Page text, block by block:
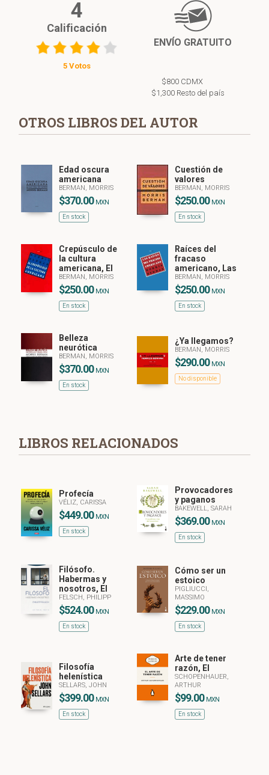
4
Calificación
5 Votos
ENVÍO GRATUITO
$800 CDMX
$1,300 Resto del país
OTROS LIBROS DEL AUTOR
Edad oscura
americana
BERMAN, MORRIS
$370.00 MXN
En stock
Cuestión de
valores
BERMAN, MORRIS
$250.00 MXN
En stock
Crepúsculo de
la cultura
americana, El
BERMAN, MORRIS
$250.00 MXN
En stock
Raíces del
fracaso
americano, Las
BERMAN, MORRIS
$250.00 MXN
En stock
Belleza
neurótica
BERMAN, MORRIS
$370.00 MXN
En stock
¿Ya llegamos?
BERMAN, MORRIS
$290.00 MXN
No disponible
LIBROS RELACIONADOS
Profecía
VÉLIZ, CARISSA
$449.00 MXN
En stock
Provocadores
y paganos
BAKEWELL, SARAH
$369.00 MXN
En stock
Filósofo.
Habermas y
nosotros, El
FELSCH, PHILIPP
$524.00 MXN
En stock
Cómo ser un
estoico
PIGLIUCCI,
MASSIMO
$229.00 MXN
En stock
Filosofía
helenística
SELLARS, JOHN
$399.00 MXN
En stock
Arte de tener
razón, El
SCHOPENHAUER,
ARTHUR
$99.00 MXN
En stock